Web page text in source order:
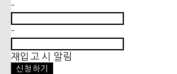
-
-
재입고 시 알림
신청하기